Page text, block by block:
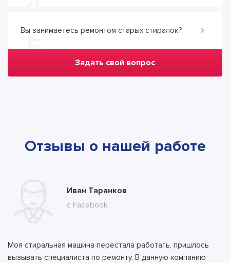
Вы занимаетесь ремонтом старых стиралок?
5 Задать свой вопрос
Отзывы о нашей работе
Юлия Долгополова
с сайта
Иван Таранков
с Facebook
Моя стиральная машина перестала работать, пришлось
вызывать специалиста по ремонту. В данную компанию
Ксения Абрамова
с сайта
Алла
с сайта
Тимур
с сайта
Андрей
с ВК
Илья
с ВК
Антон
с сайта